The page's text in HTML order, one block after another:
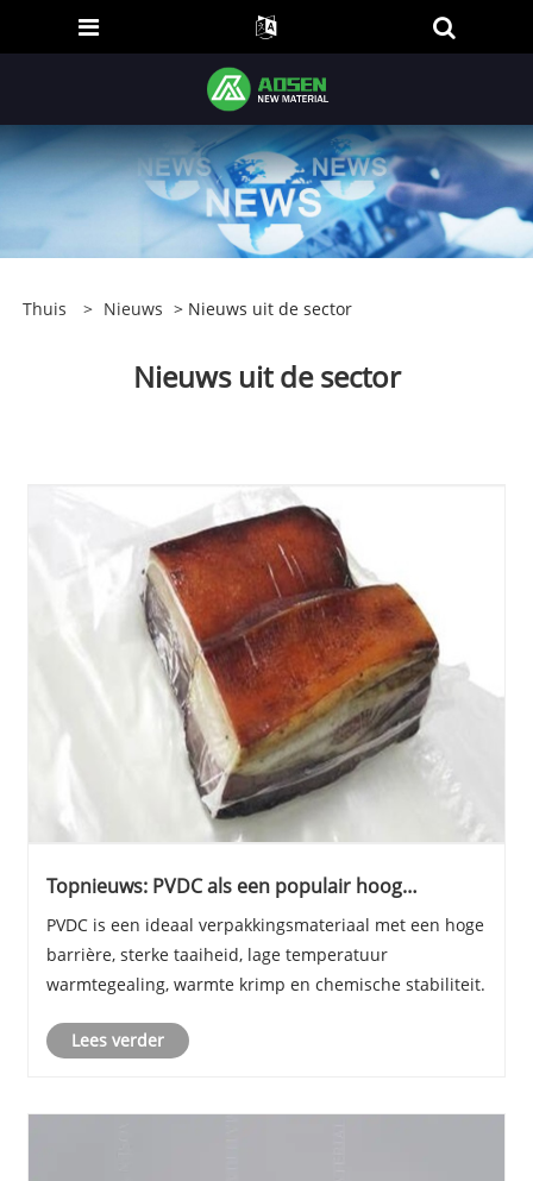
Thuis > Nieuws > Nieuws uit de sector
Nieuws uit de sector
Topnieuws: PVDC als een populair hoog
PVDC is een ideaal verpakkingsmateriaal met een hoge
barrière, sterke taaiheid, lage temperatuur
warmtegealing, warmte krimp en chemische stabiliteit.
Lees verder